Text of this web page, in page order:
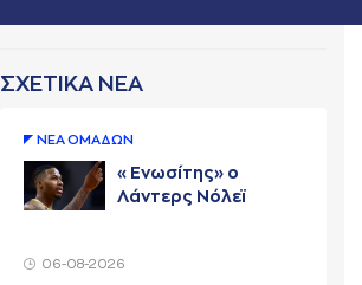
ΣΧΕΤΙΚΑ ΝΕΑ
ΝΕA ΟΜAΔΩΝ
«Ενωσίτης» ο
Λάντερς Νόλεϊ
06-08-2026